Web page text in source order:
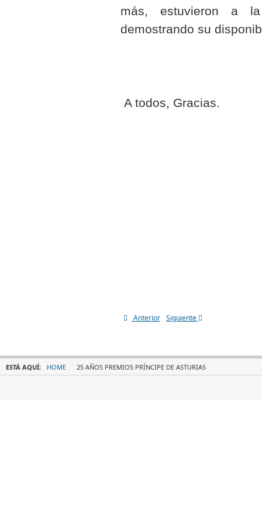
más, estuvieron a
demostrando su
A todos, Gracias.
Anterior Siguiente
ESTÁ AQUÍ: HOME 25 AÑOS PREMIOS PRÍ­NCIPE DE ASTURIAS